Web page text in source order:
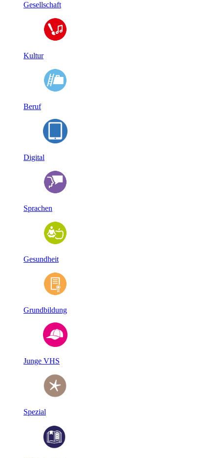
Gesellschaft
Kultur
Beruf
Digital
Sprachen
Gesundheit
Grundbildung
Junge VHS
Spezial